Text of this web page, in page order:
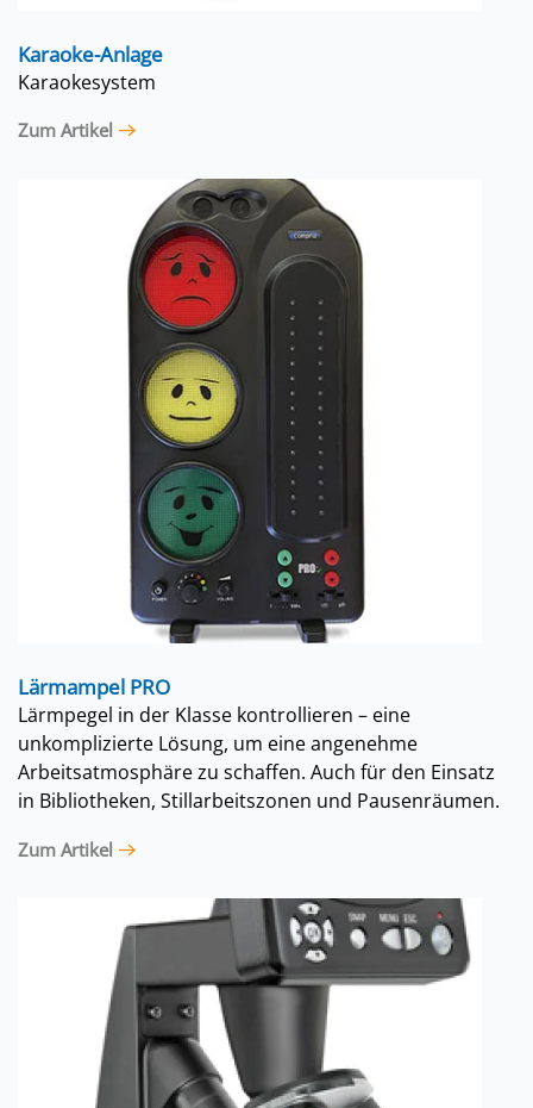
Karaoke-Anlage
Karaokesystem
Zum Artikel
Lärmampel PRO
Lärmpegel in der Klasse kontrollieren – eine
unkomplizierte Lösung, um eine angenehme
Arbeitsatmosphäre zu schaffen. Auch für den Einsatz
in Bibliotheken, Stillarbeitszonen und Pausenräumen.
Zum Artikel